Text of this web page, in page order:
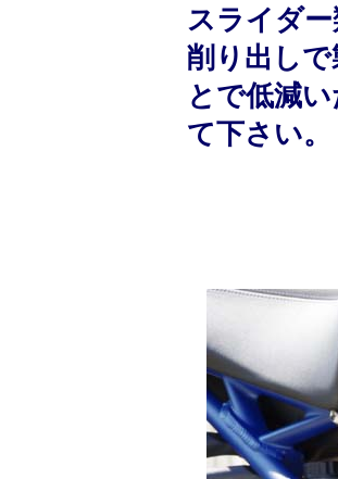
スライダ
削り出し
とで低減
て下さい。